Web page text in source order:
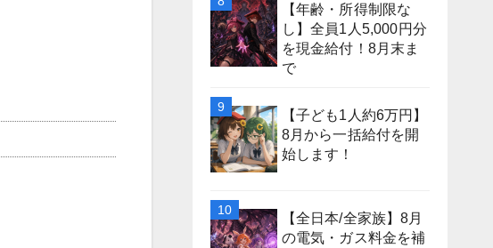
【年齢・所得制限な
し】全員1人5,000円分
を現金給付！8月末ま
で
【子ども1人約6万円】
8月から一括給付を開
始します！
【全日本/全家族】8月
の電気・ガス料金を補